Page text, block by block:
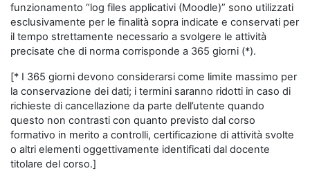
funzionamento “log files applicativi (Moodle)” sono utilizzati
esclusivamente per le finalità sopra indicate e conservati per
il tempo strettamente necessario a svolgere le attività
precisate che di norma corrisponde a 365 giorni (*).
[* I 365 giorni devono considerarsi come limite massimo per
la conservazione dei dati; i termini saranno ridotti in caso di
richieste di cancellazione da parte dell’utente quando
questo non contrasti con quanto previsto dal corso
formativo in merito a controlli, certificazione di attività svolte
o altri elementi oggettivamente identificati dal docente
titolare del corso.]